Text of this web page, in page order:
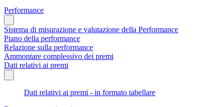
Performance
Sistema di misurazione e valutazione della Performance
Piano della performance
Relazione sulla performance
Ammontare complessivo dei premi
Dati relativi ai premi
Dati relativi ai premi - in formato tabellare